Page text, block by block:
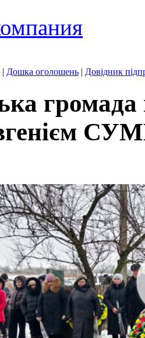
| Дошка оголошень | Довідник
громада